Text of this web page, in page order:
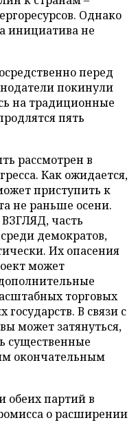
Однако
инициатива не
перед
покинули
на традиционные
пять
рассмотрен в
Как ожидается,
приступить к
не раньше осени.
ВЗГЛЯД, часть
демократов,
Их опасения
может
торговых
В связи с
может затянуться,
существенные
окончательным
обеих партий в
о расширении